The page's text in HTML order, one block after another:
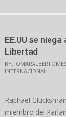
Navigation
EE.UU se
Libertad
BY:
INTERNACIONAL
Raphaël
miembro del